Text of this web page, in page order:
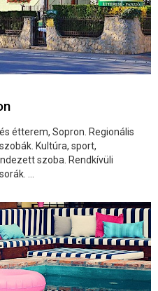
étterem, Sopron. Regionális
Kultúra, sport,
szoba. Rendkívüli
...